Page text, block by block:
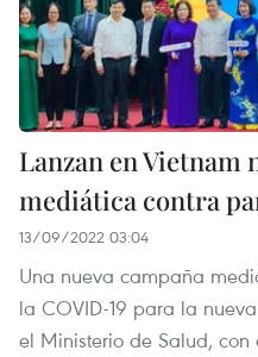
Lanzan en Vietnam
mediática contra
13/09/2022 03:04
Una nueva campaña
la COVID-19 para la
el Ministerio de Salud,